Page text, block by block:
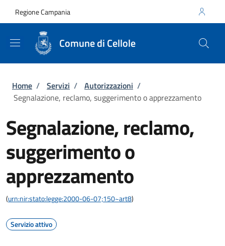
Regione Campania
Comune di Cellole
Briciole di pane
Home / Servizi / Autorizzazioni /
Segnalazione, reclamo, suggerimento o apprezzamento
Segnalazione, reclamo,
suggerimento o
apprezzamento
(urn:nir:stato:legge:2000-06-07;150~art8)
Servizio attivo